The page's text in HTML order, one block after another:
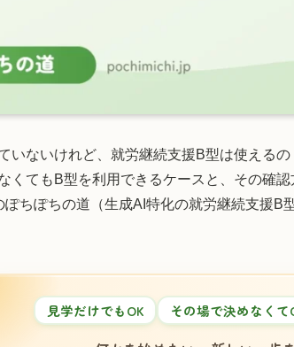
ていないけれど、就労継続支援B型は使え
くてもB型を利用できるケースと、その確
ちぽちの道（生成AI特化の就労継続支援B
見学だけでもOK その場で決めなくて